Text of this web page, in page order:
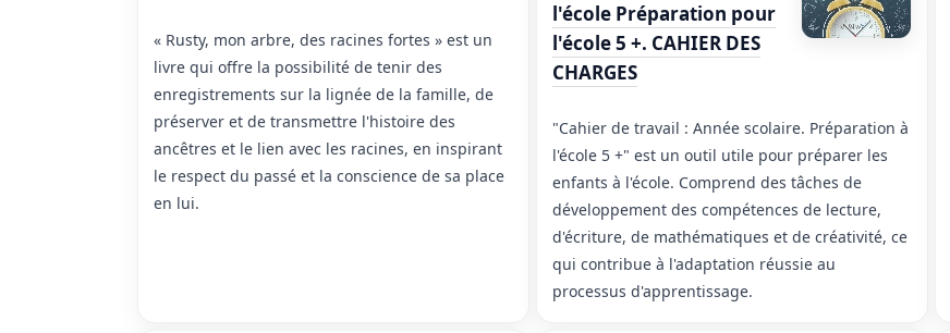
« Rusty, mon arbre, des racines fortes » est un
livre qui offre la possibilité de tenir des
enregistrements sur la lignée de la famille, de
préserver et de transmettre l'histoire des
ancêtres et le lien avec les racines, en inspirant
le respect du passé et la conscience de sa place
en lui.
l'école Préparation pour
l'école 5 +. CAHIER DES
CHARGES
"Cahier de travail : Année scolaire. Préparation à
l'école 5 +" est un outil utile pour préparer les
enfants à l'école. Comprend des tâches de
développement des compétences de lecture,
d'écriture, de mathématiques et de créativité, ce
qui contribue à l'adaptation réussie au
processus d'apprentissage.